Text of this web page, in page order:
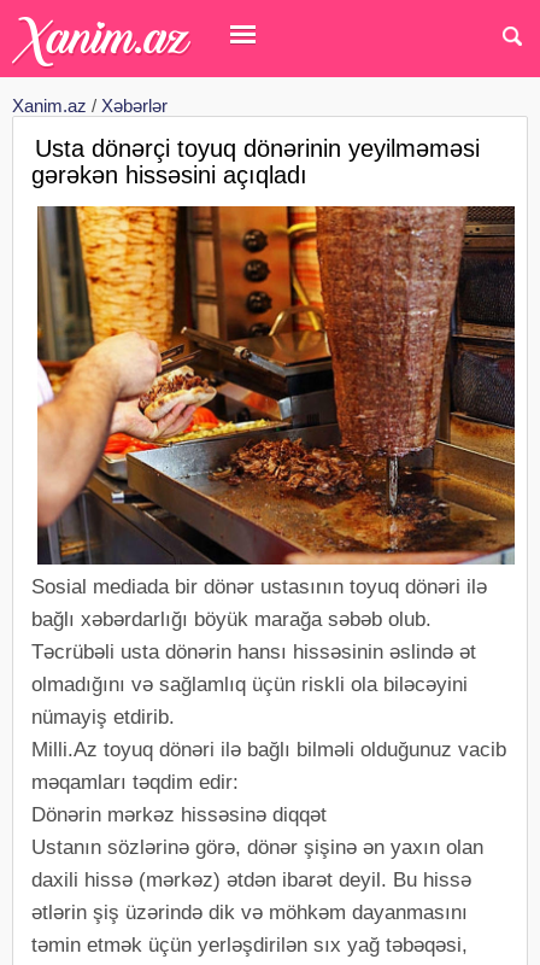
Xanim.az / Xəbərlər
Usta dönərçi toyuq dönərinin yeyilməməsi
gərəkən hissəsini açıqladı
Sosial mediada bir dönər ustasının toyuq dönəri ilə
bağlı xəbərdarlığı böyük marağa səbəb olub.
Təcrübəli usta dönərin hansı hissəsinin əslində ət
olmadığını və sağlamlıq üçün riskli ola biləcəyini
nümayiş etdirib.
Milli.Az toyuq dönəri ilə bağlı bilməli olduğunuz vacib
məqamları təqdim edir:
Dönərin mərkəz hissəsinə diqqət
Ustanın sözlərinə görə, dönər şişinə ən yaxın olan
daxili hissə (mərkəz) ətdən ibarət deyil. Bu hissə
ətlərin şiş üzərində dik və möhkəm dayanmasını
təmin etmək üçün yerləşdirilən sıx yağ təbəqəsi,